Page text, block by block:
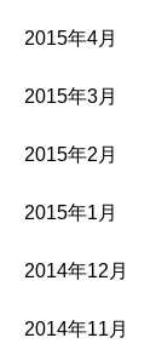
2015年4月
2015年3月
2015年2月
2015年1月
2014年12月
2014年11月